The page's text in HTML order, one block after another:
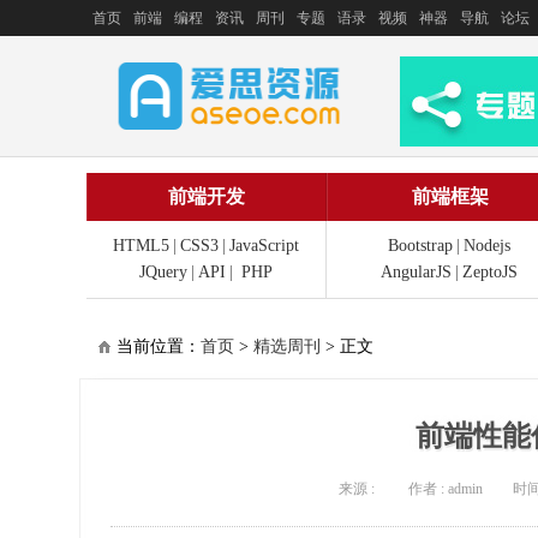
首页 前端 编程 资讯 周刊 专题 语录 视频 神器 导航 论坛
前端开发
HTML5 CSS3 JavaScript
JQuery API PHP
前端框架
Bootstrap Nodejs
AngularJS
ZeptoJS
当前位置： 首页 > 精选周刊 > 正文
前端性
来源 : 作者 : admin 时